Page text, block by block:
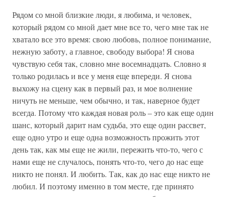
Рядом со мной близкие люди, я любима, и человек,
который рядом со мной дает мне все то, чего мне так не
хватало все это время: свою любовь, полное понимание,
нежную заботу, а главное, свободу выбора! Я снова
чувствую себя так, словно мне восемнадцать. Словно я
только родилась и все у меня еще впереди. Я снова
выхожу на сцену как в первый раз, и мое волнение
ничуть не меньше, чем обычно, и так, наверное будет
всегда. Потому что каждая новая роль – это как еще один
шанс, который дарит нам судьба, это еще один рассвет,
еще одно утро и еще одна возможность прожить этот
день так, как мы еще не жили, пережить что-то, чего с
нами еще не случалось, понять что-то, чего до нас еще
никто не понял. И любить. Так, как до нас еще никто не
любил. И поэтому именно в том месте, где принято